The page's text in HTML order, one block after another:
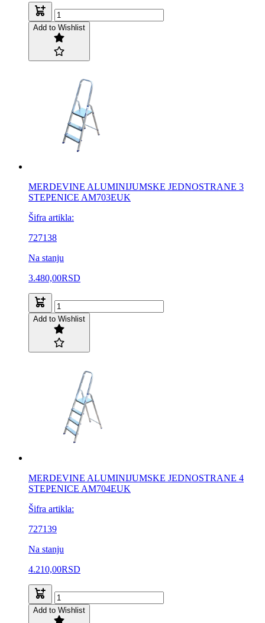
Add to Wishlist
MERDEVINE ALUMINIJUMSKE JEDNOSTRANE 3
STEPENICE AM703EUK
Šifra artikla:
727138
Na stanju
3.480,00RSD
Add to Wishlist
MERDEVINE ALUMINIJUMSKE JEDNOSTRANE 4
STEPENICE AM704EUK
Šifra artikla:
727139
Na stanju
4.210,00RSD
Add to Wishlist